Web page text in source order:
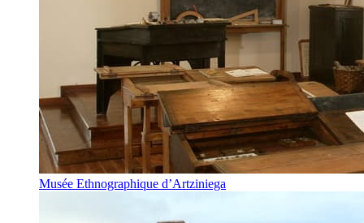
Musée Ethnographique d’Artziniega